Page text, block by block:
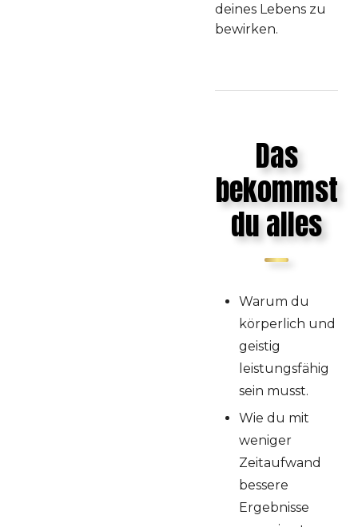
deines Lebens zu
bewirken.
Das
bekommst
du alles
Warum du
körperlich und
geistig
leistungsfähig
sein musst.
Wie du mit
weniger
Zeitaufwand
bessere
Ergebnisse